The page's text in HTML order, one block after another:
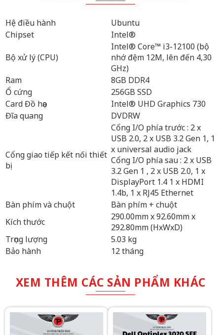
Hệ điều hành
Ubuntu
Chipset
Intel®
Bộ xử lý (CPU)
Intel® Core™ i3-12100 (bộ
nhớ đệm 12M, lên đến 4,30
GHz)
Ram
8GB DDR4
Ổ cứng
256GB SSD
Card Đồ họa
Intel® UHD Graphics 730
Đĩa quang
DVDRW
Cổng giao tiếp kết nối thiết
bị
Cổng I/O phía trước : 2 x
USB 2.0, 2 x USB 3.2 Gen 1, 1
x universal audio jack
Cổng I/O phía sau : 2 x USB
3.2 Gen 1 , 2 x USB 2.0, 1 x
DisplayPort 1.4 1 x HDMI
1.4b, 1 x RJ45 Ethernet
Bàn phím và chuột
Bàn phím + chuột
Kích thước
290.00mm x 92.60mm x
292.80mm (HxWxD)
Trọng lượng
5.03 kg
Bảo hành
12 tháng
XEM THÊM CÁC SẢN PHẨM KHÁC